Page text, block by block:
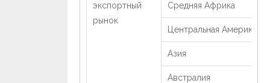
экспортный
рынок
Средняя Африка
Центральная Америка
Азия
Австралия